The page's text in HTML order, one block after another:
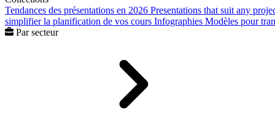
Tendances des présentations en 2026 Presentations that suit any
simplifier la planification de vos cours Infographies Modèles pour
Par secteur